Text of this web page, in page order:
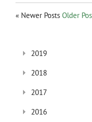
« Newer Posts Older
2019
2018
2017
2016